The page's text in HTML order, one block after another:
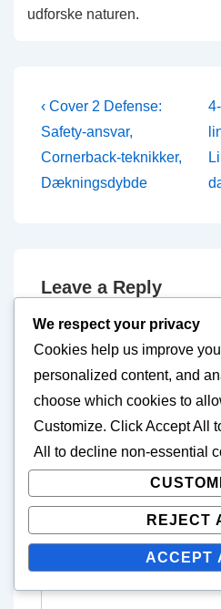
udforske naturen.
Post
navigation
Previous
Post
is
‹ Cover 2 Defense:
Safety-ansvar,
Cornerback-teknikker,
Dækningsdybde
is
Leave a Reply
Your email address will not
Required fields are marked
We respect your privacy
Cookies help us improve
personalized content, and
choose which cookies to
Customize. ClickAccept All
All
to decline non-essential
REJECT
ACCEPT